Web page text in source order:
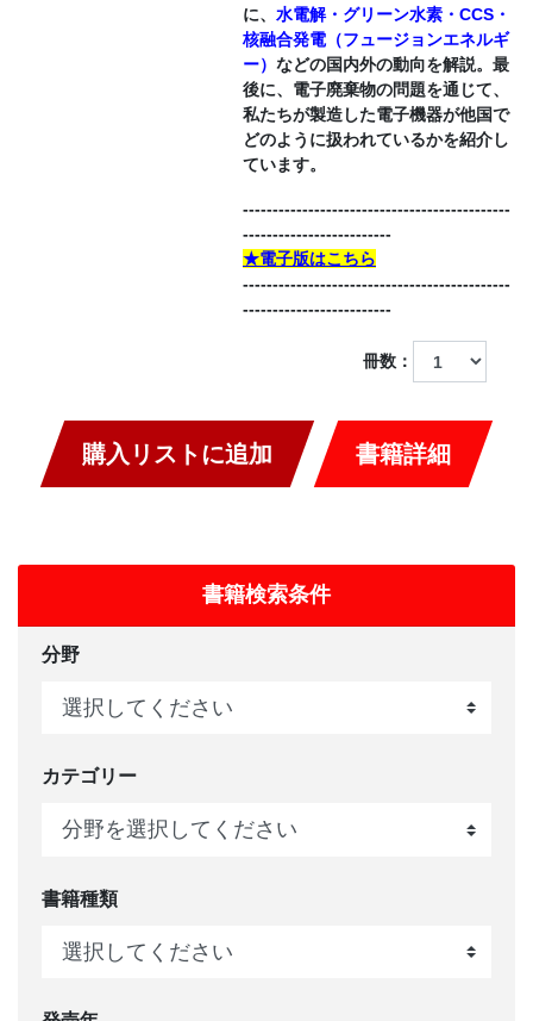
に、 水電解・グリーン水素・CCS・
核融合発電（フュージョンエネルギ
ー） などの国内外の動向を解説。最
後に、電子廃棄物の問題を通じて、
私たちが製造した電子機器が他国で
どのように扱われているかを紹介し
ています。
---------------------------------------------
-------------------------
★電子版はこちら
---------------------------------------------
-------------------------
冊数：
購入リストに追加 書籍詳細
書籍検索条件
分野
カテゴリー
書籍種類